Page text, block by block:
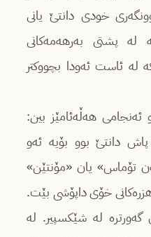
خودی دانتێ یانی
پشتی بەرهەمەکانی
لە ئاست ئەودا بچووکتر
هەڵەئامێز بین:
دانتێ بوو بۆیە ئەو
تۆماس» یان «مۆنتێن»
خۆی داپۆشی بێت.
لە شێکسپیر. لە